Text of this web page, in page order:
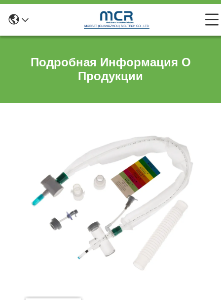
Подробная Информация О
Продукции